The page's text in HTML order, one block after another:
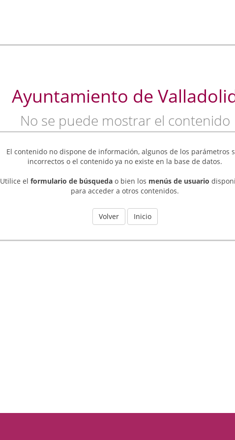
Ayuntamiento de
No se puede mostrar el contenido
El contenido no dispone de información, algunos de los parámetros
incorrectos o el contenido ya no existe en la base de datos.
Utilice el formulario de búsqueda o bien los menús de usuario
para acceder a otros contenidos.
Volver Inicio